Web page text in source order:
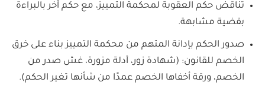
تناقض حكم العقوبة لمحكمة التمييز، مع حكم آخر بالبراءة
بقضية مشابهة.
صدور الحكم بإدانة المتهم من محكمة التمييز بناء على خرق
الخصم للقانون: (شهادة زور، أدلة مزورة، غش صدر من
الخصم، ورقة أخفاها الخصم عمدًا من شأنها تغير الحكم).